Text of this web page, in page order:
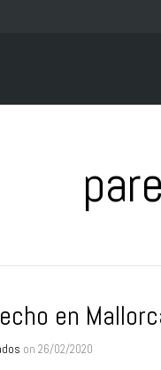
en
on 26/02/2020